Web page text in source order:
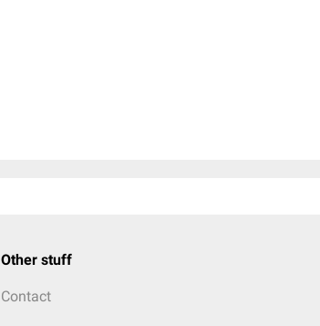
Other stuff
Contact